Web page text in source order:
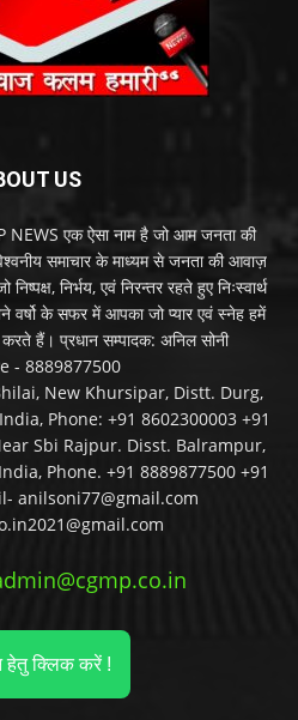
US
एक ऐसा नाम है जो आम जनता की
समाचार के माध्यम से जनता की आवाज़
निर्भय, एवं निरन्तर रहते हुए निःस्वार्थ
वर्षो के सफर में आपका जो प्यार एवं स्नेह हमें
हैं। प्रधान सम्पादक: अनिल सोनी
- 8889877500
New Khursipar, Distt. Durg,
Phone: +91 8602300003 +91
Sbi Rajpur. Disst. Balrampur,
Phone. +91 8889877500 +91
anilsoni77@gmail.com
हेतु क्लिक करें !